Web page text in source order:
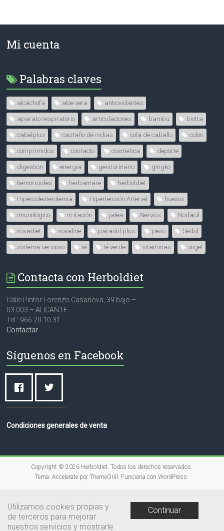
Mi cuenta
Palabras claves
alcachofa aloe vera antioxidantes
aparato respiratorio articulaciones bambu biotta
cabelplus castaño de indias cola de caballo colon
comprimidos contacto cosmetica deporte
digestion energia geniturinario gingko
hemorroides herbamare herboldiet
Hipercolesterolemia Hipertensión Arterial huesos
imunologico irritación jalea Nervios Nodacil
novadiet novaline parastil plus peso Sedul
sistema nervioso té té verde vitaminas vogel
Contacta con Herboldiet
Calle Pintor Lorenzo Casanova, 39 bajo –
03.003 – ALICANTE
Tel : 966 20 10 31
Contactar
Síguenos en Facebook
Condiciones generales de venta
Copyright © 2026 Herboldiet . Todos los derechos reservados.
Tema:Accelerate por ThemeGrill. Funciona conWordPress
Utilizamos cookies propias y
de terceros para mejorar
nuestros servicios y mostrarle
Continuar